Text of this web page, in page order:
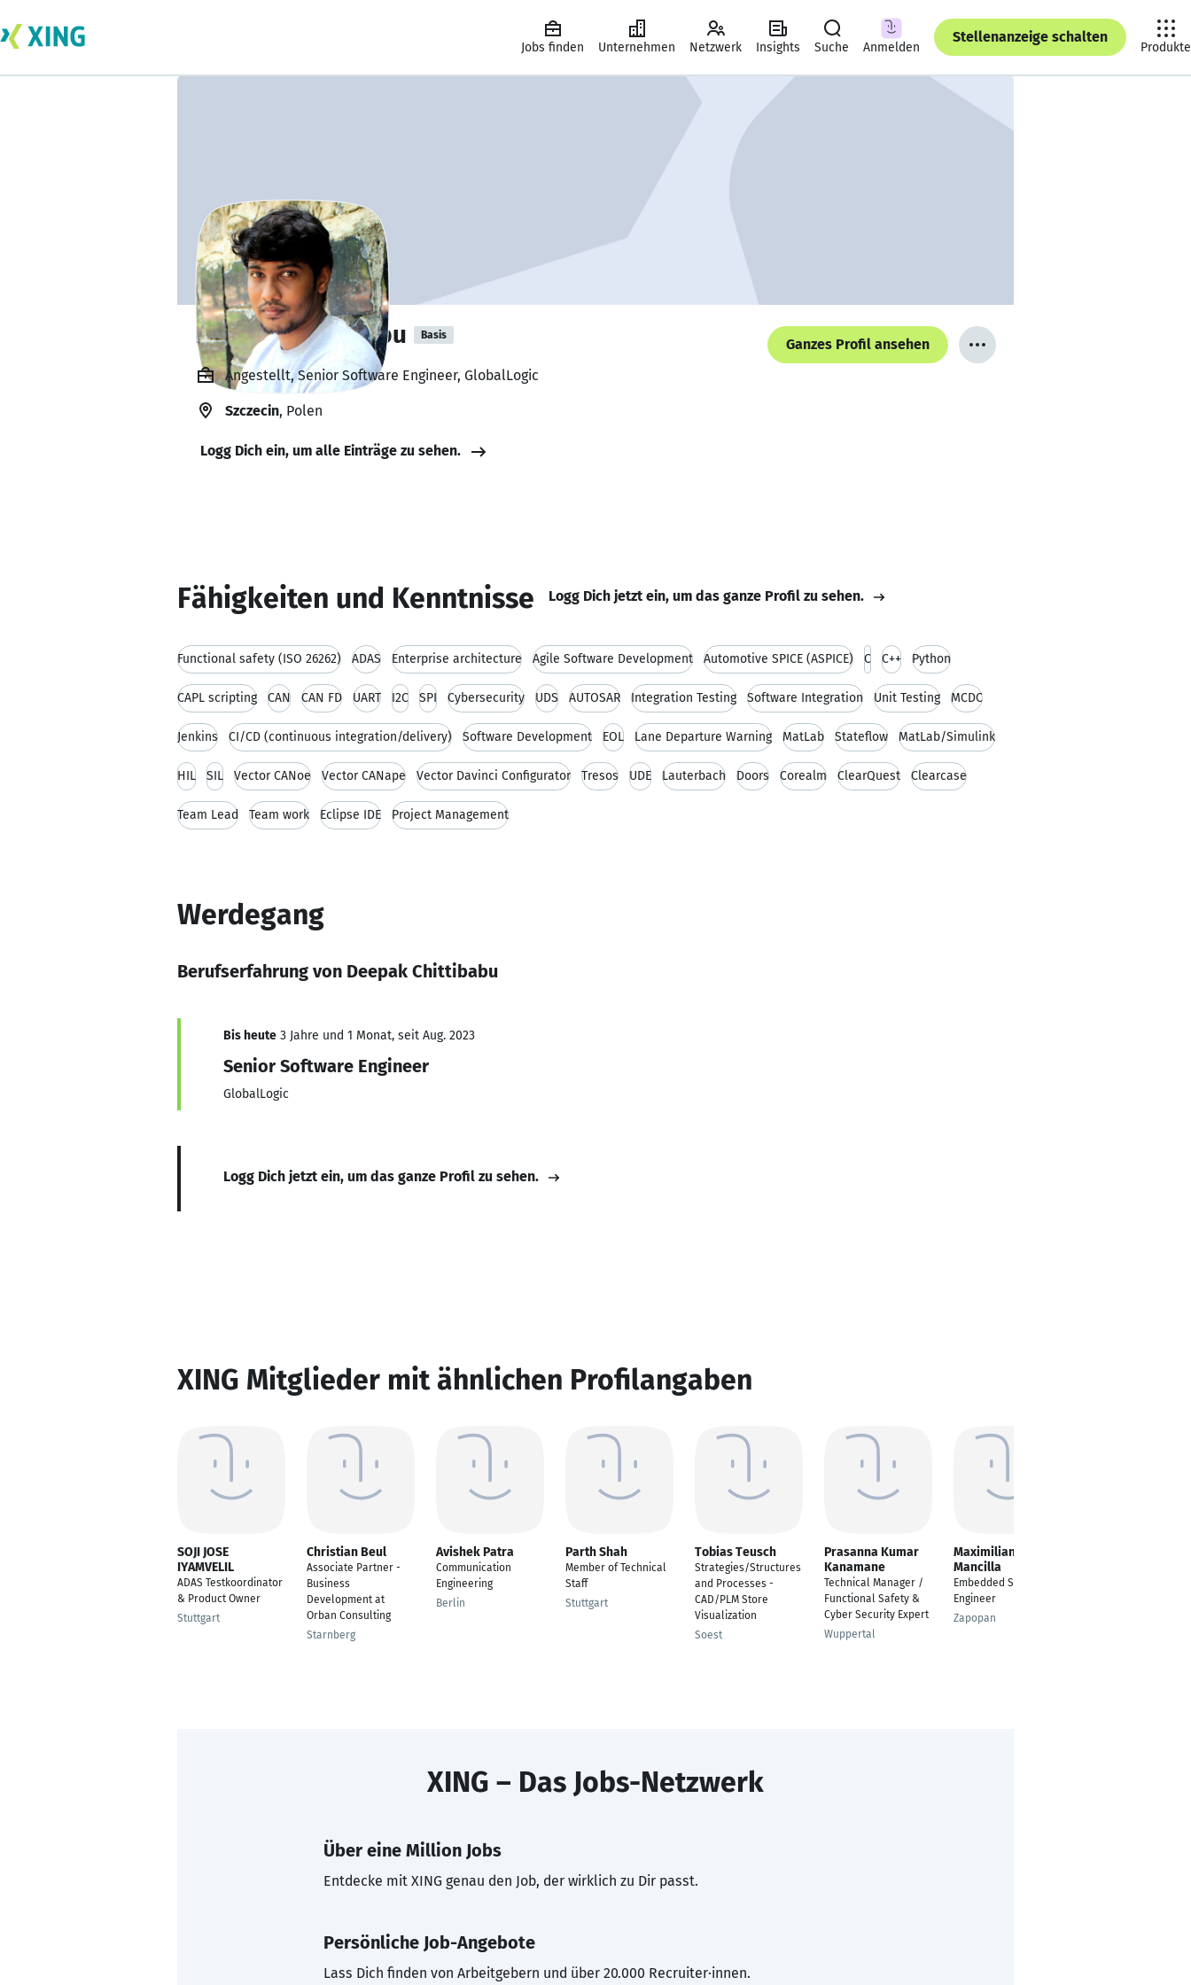
Jobs finden Unternehmen Netzwerk Insights Suche Anmelden
Stellenanzeige schalten
Produkte
Deepak Chittibabu Basis
Ganzes Profil ansehen
Angestellt, Senior Software Engineer, GlobalLogic
Szczecin, Polen
Logg Dich ein, um alle Einträge zu sehen.
Fähigkeiten und Kenntnisse Logg Dich jetzt ein, um das ganze Profil zu sehen.
Functional safety (ISO 26262) ADAS Enterprise architecture Agile Software Development Automotive SPICE (ASPICE) C C++ Python
CAPL scripting CAN CAN FD UART I2C SPI Cybersecurity UDS AUTOSAR Integration Testing Software Integration Unit Testing MCDC
Jenkins CI/CD (continuous integration/delivery) Software Development EOL Lane Departure Warning MatLab Stateflow MatLab/Simulink
HIL SIL Vector CANoe Vector CANape Vector Davinci Configurator Tresos UDE Lauterbach Doors Corealm ClearQuest Clearcase
Team Lead Team work Eclipse IDE Project Management
Werdegang
Berufserfahrung von Deepak Chittibabu
Bis heute 3 Jahre und 1 Monat, seit Aug. 2023
Senior Software Engineer
GlobalLogic
Logg Dich jetzt ein, um das ganze Profil zu sehen.
XING Mitglieder mit ähnlichen Profilangaben
SOJI JOSE
IYAMVELIL
ADAS Testkoordinator
& Product Owner
Stuttgart
Christian Beul
Associate Partner -
Business
Development at
Orban Consulting
Starnberg
Avishek Patra
Communication
Engineering
Berlin
Parth Shah
Member of Technical
Staff
Stuttgart
Tobias Teusch
Strategies/Structures
and Processes -
CAD/PLM Store
Visualization
Soest
Prasanna Kumar
Kanamane
Technical Manager /
Functional Safety &
Cyber Security Expert
Wuppertal
Maximiliano
Mancilla
Embedded Software
Engineer
Zapopan
XING – Das Jobs-Netzwerk
Über eine Million Jobs
Entdecke mit XING genau den Job, der wirklich zu Dir passt.
Persönliche Job-Angebote
Lass Dich finden von Arbeitgebern und über 20.000 Recruiter·innen.